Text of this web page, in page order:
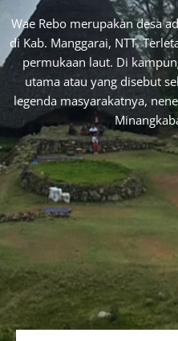
Sailing Komodo merupakan
Kepulauan Komodo
menggunakan